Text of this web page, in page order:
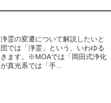
霊の変遷について解説したいと
では「浄霊」という、いわゆる
きます。※MOAでは「岡田式浄化
真光系では「手...